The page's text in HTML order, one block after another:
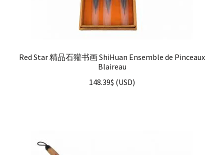
Red Star 精品石獾书画 ShiHuan Ensemble de Pinceaux
Blaireau
148.39$ (USD)